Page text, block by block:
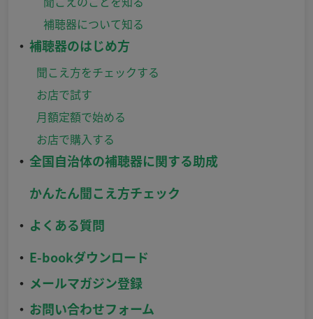
補聴器について知る
補聴器のはじめ方
聞こえ方をチェックする
お店で試す
月額定額で始める
お店で購入する
全国自治体の補聴器に関する助成
かんたん聞こえ方チェック
よくある質問
E-bookダウンロード
メールマガジン登録
お問い合わせフォーム